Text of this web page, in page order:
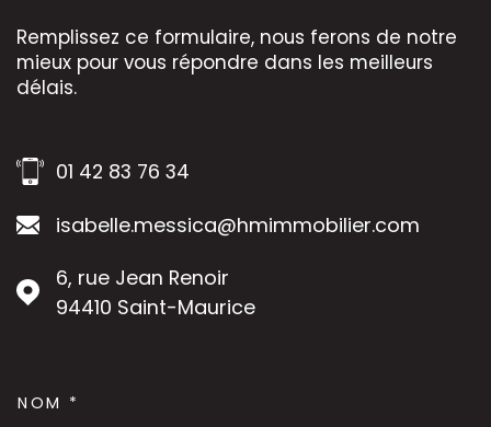
Remplissez ce formulaire, nous ferons de notre
mieux pour vous répondre dans les meilleurs
délais.
01 42 83 76 34
isabelle.messica@hmimmobilier.com
6, rue Jean Renoir
94410
Saint-Maurice
NOM *